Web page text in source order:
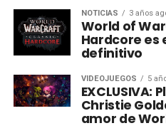
NOTICIAS 3 años
World of
Hardcore es
definitivo
VIDEOJUEGOS 5
EXCLUSIVA:
Christie
amor de